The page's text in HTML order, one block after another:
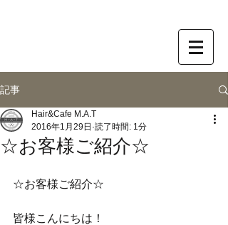
記事
☆お客様ご紹介☆
Hair&Cafe M.A.T
2016年1月29日 読了時間: 1分
☆お客様ご紹介☆
皆様こんにちは！